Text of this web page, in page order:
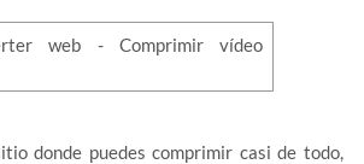
donde puedes comprimir casi de todo,